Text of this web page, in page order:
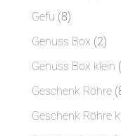
Gefu 88
Produkte
Genuss Box 22
Genuss Box klein
Geschenk Röhre
Geschenk Röhre